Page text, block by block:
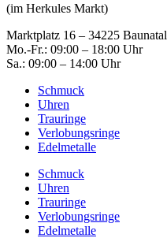
(im Herkules Markt)
Marktplatz 16 – 34225 Baunatal
Mo.-Fr.: 09:00 – 18:00 Uhr
Sa.: 09:00 – 14:00 Uhr
Schmuck
Uhren
Trauringe
Verlobungsringe
Edelmetalle
Schmuck
Uhren
Trauringe
Verlobungsringe
Edelmetalle